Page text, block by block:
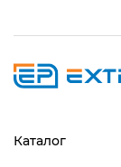
Каталог